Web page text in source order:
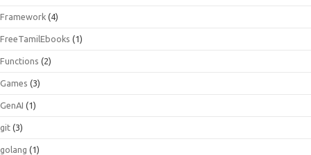
Framework (4)
FreeTamilEbooks (1)
Functions (2)
Games (3)
GenAI (1)
git (3)
golang (1)